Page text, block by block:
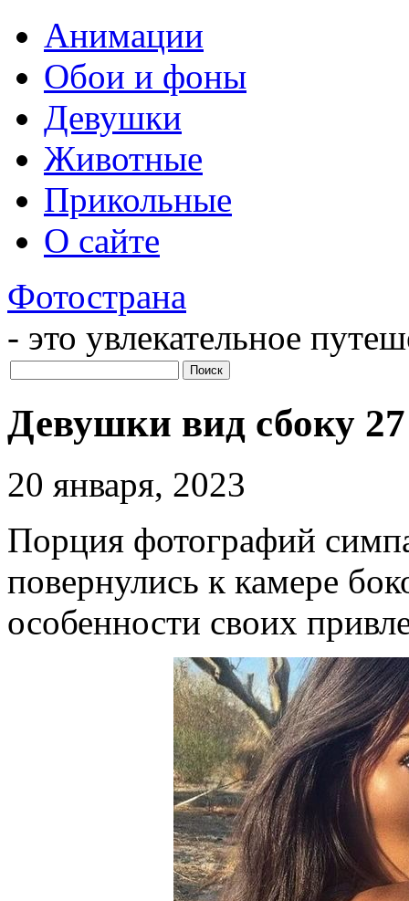
Анимации
Обои и фоны
Девушки
Животные
Прикольные
О сайте
Фотострана
- это увлекательное
Девушки вид сбоку
20 января, 2023
Порция фотографий
повернулись к камере
особенности своих